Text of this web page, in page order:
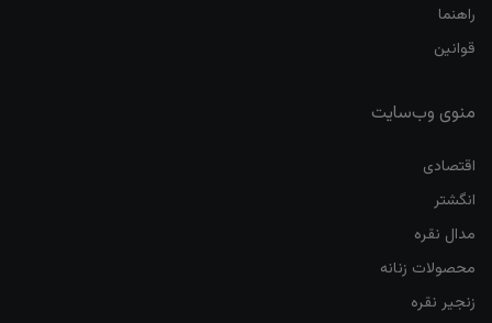
راهنما
قوانین
منوی وب‌سایت
اقتصادی
انگشتر
مدال نقره
محصولات زنانه
زنجیر نقره